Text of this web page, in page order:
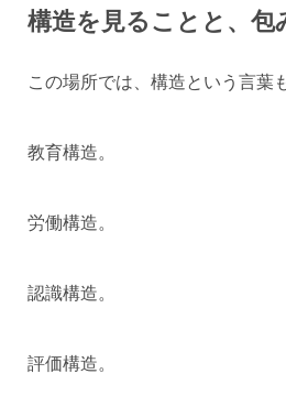
構造を見ることと、包
この場所では、構造という言葉
教育構造。
労働構造。
認識構造。
評価構造。